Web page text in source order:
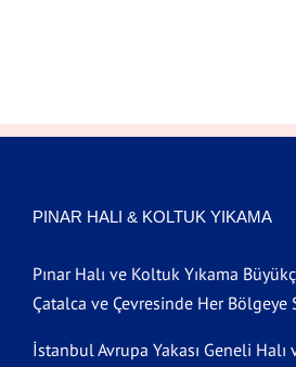
PINAR HALI & KOLTUK YIKAMA
Pınar Halı ve Koltuk Yıkama
Çatalca ve Çevresinde Her Bölgeye
İstanbul Avrupa Yakası Geneli Halı